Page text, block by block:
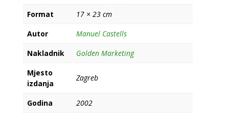
Format
17 × 23 cm
Autor
Manuel Castells
Nakladnik
Golden Marketing
Mjesto
izdanja
Zagreb
Godina
2002